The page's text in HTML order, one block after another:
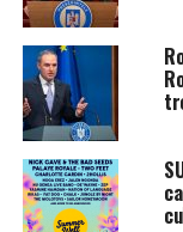
GRECO au
CSM în
şefi. Prin urmare,
pentru procurori
de revocare a
SURSA: